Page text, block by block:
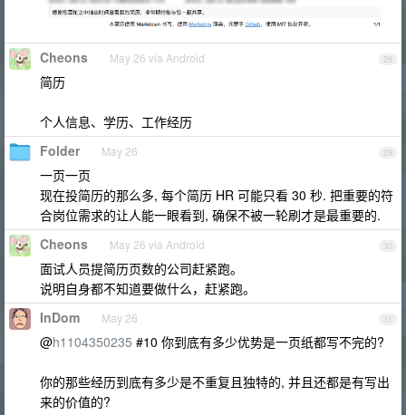
28
Cheons May 26 via Android
简历
个人信息、学历、工作经历
29
Folder May 26
一页一页
现在投简历的那么多, 每个简历 HR 可能只看 30 秒. 把重要的符
合岗位需求的让人能一眼看到, 确保不被一轮刷才是最重要的.
30
Cheons May 26 via Android
面试人员提简历页数的公司赶紧跑。
说明自身都不知道要做什么，赶紧跑。
31
InDom May 26
@h1104350235 #10 你到底有多少优势是一页纸都写不完的?
你的那些经历到底有多少是不重复且独特的, 并且还都是有写出
来的价值的?